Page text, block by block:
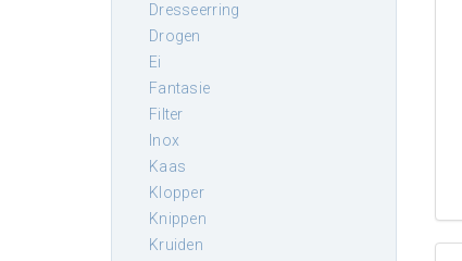
dresseerring
drogen
ei
fantasie
filter
inox
kaas
klopper
knippen
kruiden